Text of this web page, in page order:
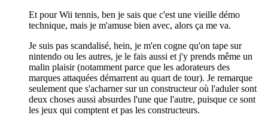
Et pour Wii tennis, ben je sais que c'est une vieille démo
technique, mais je m'amuse bien avec, alors ça me va.
Je suis pas scandalisé, hein, je m'en cogne qu'on tape sur
nintendo ou les autres, je le fais aussi et j'y prends même un
malin plaisir (notamment parce que les adorateurs des
marques attaquées démarrent au quart de tour). Je remarque
seulement que s'acharner sur un constructeur où l'aduler sont
deux choses aussi absurdes l'une que l'autre, puisque ce sont
les jeux qui comptent et pas les constructeurs.